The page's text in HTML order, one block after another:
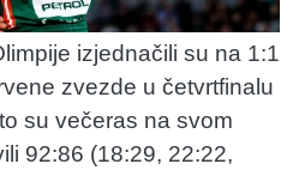
izjednačili su na 1:1
zvezde u četvrtfinalu
su večeras na svom
92:86 (18:29, 22:22,